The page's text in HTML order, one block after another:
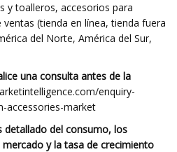
y toalleros, accesorios para
(tienda en línea, tienda fuera
del Norte, América del Sur,
una consulta antes de la
enquiry-
accessories-market
detallado del consumo, los
y la tasa de crecimiento